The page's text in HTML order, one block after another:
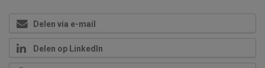
Delen via e-mail
Delen op LinkedIn